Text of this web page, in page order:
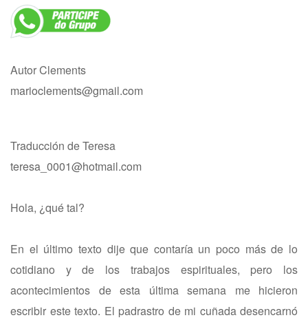
Autor Clements
marioclements@gmail.com
Traducción de Teresa
teresa_0001@hotmail.com
Hola, ¿qué tal?
En el último texto dije que contaría un poco más de lo
cotidiano y de los trabajos espirituales, pero los
acontecimientos de esta última semana me hicieron
escribir este texto. El padrastro de mi cuñada desencarnó